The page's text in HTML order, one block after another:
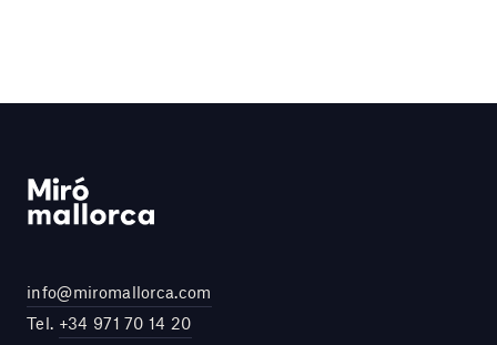
info@miromallorca.com
Tel. +34 971 70 14 20